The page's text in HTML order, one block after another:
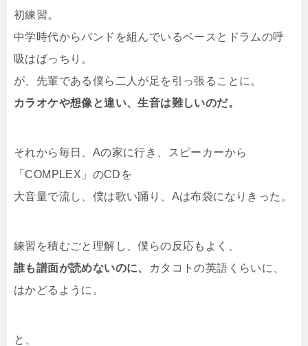
初練習。
中学時代からバンドを組んでいるベースとドラムの呼
吸はばっちり。
が、先輩である僕ら二人が足を引っ張ることに。
カラオケや想像と違い、生音は難しいのだ。
それから毎日、Aの家に行き、スピーカーから
「COMPLEX」のCDを
大音量で流し、僕は歌い踊り、Aは布袋になりきった。
練習を積むごと理解し、僕らの反応もよく、
誰も譜面が読めないのに、
カタコトの英語くらいに、
はかどるように。
と、